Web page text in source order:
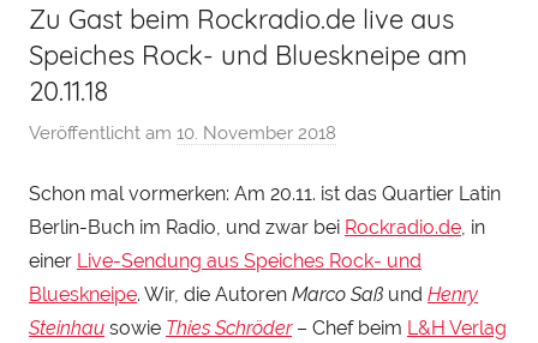
Zu Gast beim Rockradio.de live aus
Speiches Rock- und Blueskneipe am
20.11.18
Veröffentlicht am 10. November 2018
n
H
e
n
r
Schon mal vormerken: Am 20.11. ist das Quartier Latin
Berlin-Buch im Radio, und zwar bei Rockradio.de , in
einer Live-Sendung aus Speiches Rock- und
Blueskneipe. Wir, die Autoren Marco Saß und Henry
Steinhau sowie Thies Schröder– Chef beim L&H Verlag